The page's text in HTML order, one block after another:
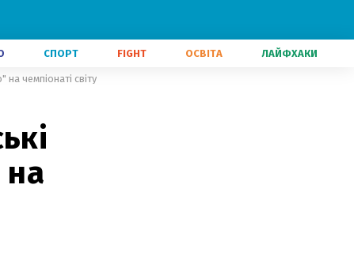
СПОРТ FIGHT ОСВІТА ЛАЙФХАКИ
чемпіонаті світу
на